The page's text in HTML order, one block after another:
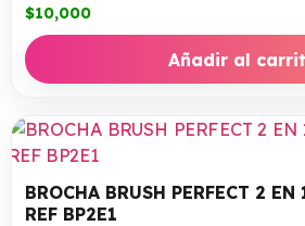
$10,000
Añadir al
BROCHA BRUSH PERFECT 2 EN
REF BP2E1